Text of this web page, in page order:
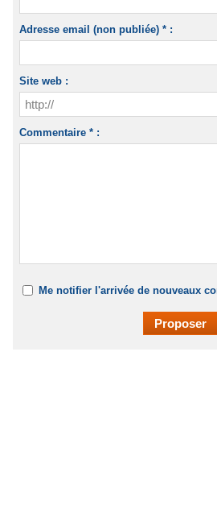
Adresse email (non publiée) * :
Site web :
Commentaire * :
Me notifier l'arrivée de nouveaux